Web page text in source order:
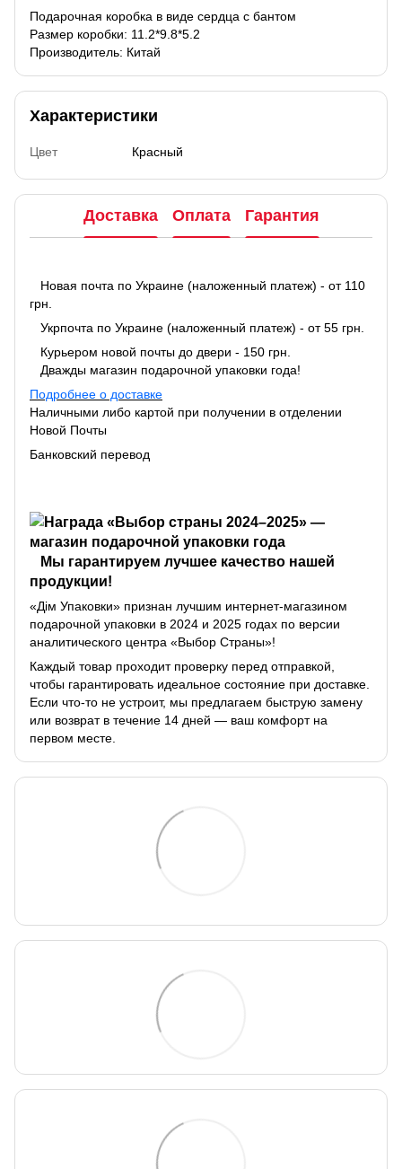
Подарочная коробка в виде сердца с бантом
Размер коробки: 11.2*9.8*5.2
Производитель: Китай
Характеристики
Цвет Красный
Доставка Оплата Гарантия
Новая почта по Украине (наложенный платеж) - от 110
грн.
Укрпочта по Украине (наложенный платеж) - от 55 грн.
Курьером новой почты до двери - 150 грн.
Дважды магазин подарочной упаковки года!
Подробнее о доставке
Наличными либо картой при получении в отделении
Новой Почты
Банковский перевод
Мы гарантируем лучшее качество нашей
продукции!
«Дім Упаковки» признан лучшим интернет-магазином
подарочной упаковки в 2024 и 2025 годах по версии
аналитического центра «Выбор Страны»!
Каждый товар проходит проверку перед отправкой,
чтобы гарантировать идеальное состояние при доставке.
Если что-то не устроит, мы предлагаем быструю замену
или возврат в течение 14 дней — ваш комфорт на
первом месте.